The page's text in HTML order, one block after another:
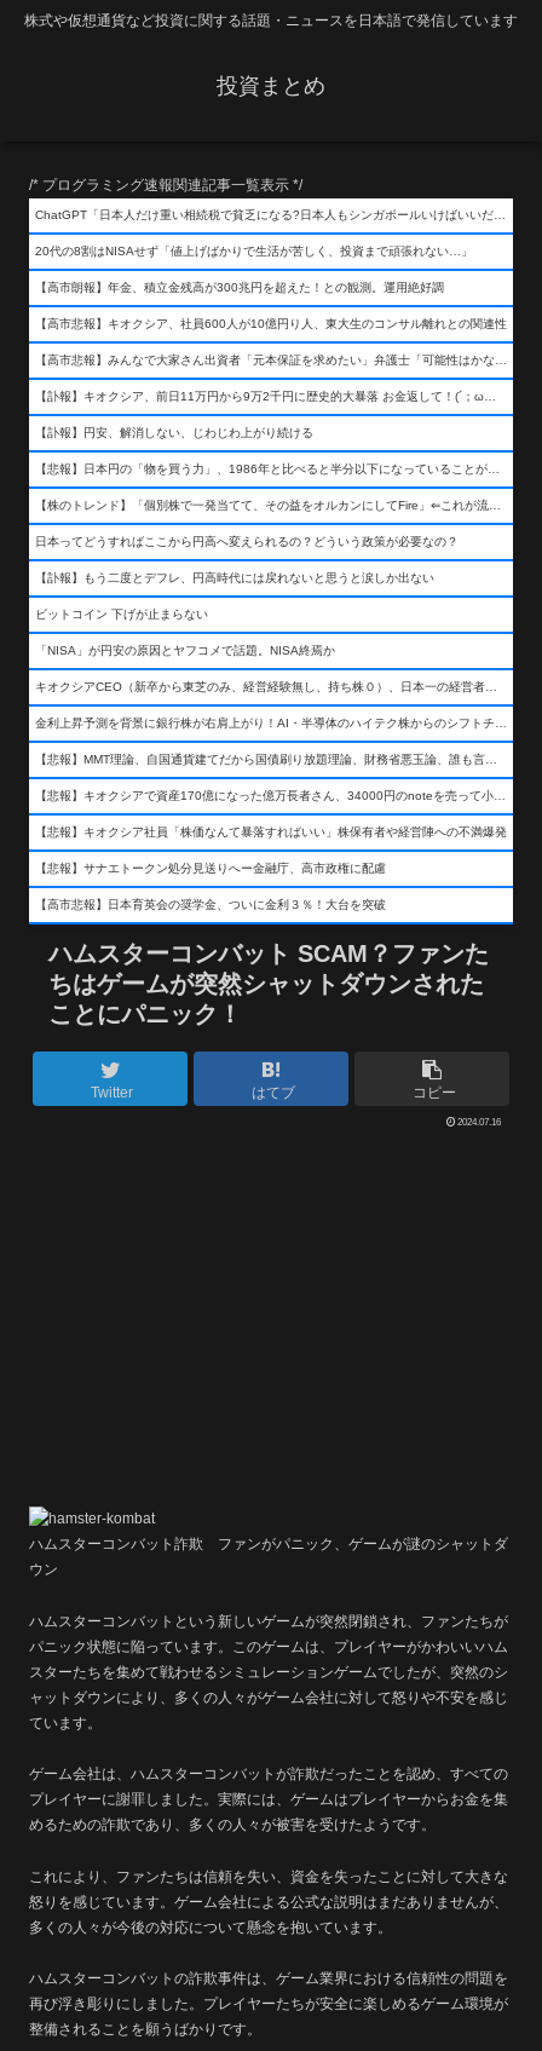
株式や仮想通貨など投資に関する話題・ニュースを日本語で発信しています
投資まとめ
/* プログラミング速報関連記事一覧表示 */
ChatGPT「日本人だけ重い相続税で貧乏になる?日本人もシンガポールいけばいいだけだから相続税で日本人は貧乏にならんだろ呆」
20代の8割はNISAせず「値上げばかりで生活が苦しく、投資まで頑張れない…」
【高市朗報】年金、積立金残高が300兆円を超えた！との観測。運用絶好調
【高市悲報】キオクシア、社員600人が10億円り人、東大生のコンサル離れとの関連性
【高市悲報】みんなで大家さん出資者「元本保証を求めたい」弁護士「可能性はかなり低い」出資者「不誠実！」
【訃報】キオクシア、前日11万円から9万2千円に歴史的大暴落 お金返して！(´；ω；｀)
【訃報】円安、解消しない、じわじわ上がり続ける
【悲報】日本円の「物を買う力」、1986年と比べると半分以下になっていることが判明&#8230;高市さんありがとう！
【株のトレンド】「個別株で一発当てて、その益をオルカンにしてFire」⇐これが流行ってるらしい
日本ってどうすればここから円高へ変えられるの？どういう政策が必要なの？
【訃報】もう二度とデフレ、円高時代には戻れないと思うと涙しか出ない
ビットコイン 下げが止まらない
「NISA」が円安の原因とヤフコメで話題。NISA終焉か
キオクシアCEO（新卒から東芝のみ、経営経験無し、持ち株０）、日本一の経営者になる…
金利上昇予測を背景に銀行株が右肩上がり！AI・半導体のハイテク株からのシフトチェンジも
【悲報】MMT理論、自国通貨建てだから国債刷り放題理論、財務省悪玉論、誰も言わなくなるwwwwwwwwwwwwwww
【悲報】キオクシアで資産170億になった億万長者さん、34000円のnoteを売って小銭を稼いでしまうwwwwwwwwwwwwwwwwwwww
【悲報】キオクシア社員「株価なんて暴落すればいい」株保有者や経営陣への不満爆発
【悲報】サナエトークン処分見送りへー金融庁、高市政権に配慮
【高市悲報】日本育英会の奨学金、ついに金利３％！大台を突破
ハムスターコンバット SCAM？ファンた
ちはゲームが突然シャットダウンされた
ことにパニック！
Twitter はてブ コピー
2024.07.16
ハムスターコンバット詐欺 ファンがパニック、ゲームが謎のシャットダ
ウン
ハムスターコンバットという新しいゲームが突然閉鎖され、ファンたちが
パニック状態に陥っています。このゲームは、プレイヤーがかわいいハム
スターたちを集めて戦わせるシミュレーションゲームでしたが、突然のシ
ャットダウンにより、多くの人々がゲーム会社に対して怒りや不安を感じ
ています。
ゲーム会社は、ハムスターコンバットが詐欺だったことを認め、すべての
プレイヤーに謝罪しました。実際には、ゲームはプレイヤーからお金を集
めるための詐欺であり、多くの人々が被害を受けたようです。
これにより、ファンたちは信頼を失い、資金を失ったことに対して大きな
怒りを感じています。ゲーム会社による公式な説明はまだありませんが、
多くの人々が今後の対応について懸念を抱いています。
ハムスターコンバットの詐欺事件は、ゲーム業界における信頼性の問題を
再び浮き彫りにしました。プレイヤーたちが安全に楽しめるゲーム環境が
整備されることを願うばかりです。